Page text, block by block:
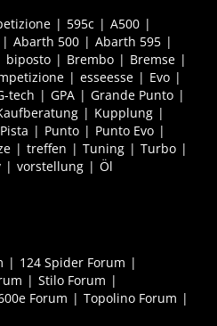
595c
A500
Abarth 500
Abarth 595
biposto Brembo
Bremse
esseesse
Evo
tech GPA
Grande Punto
Kupplung
Pista Punto
Punto Evo
treffen Tuning
Turbo
vorstellung Öl
124 Spider Forum
Stilo Forum
Forum
Topolino Forum